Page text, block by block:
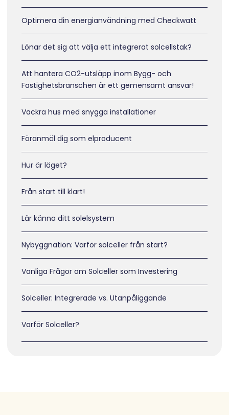
Optimera din energianvändning med Checkwatt
Lönar det sig att välja ett integrerat solcellstak?
Att hantera CO2-utsläpp inom Bygg- och
Fastighetsbranschen är ett gemensamt ansvar!
Vackra hus med snygga installationer
Föranmäl dig som elproducent
Hur är läget?
Från start till klart!
Lär känna ditt solelsystem
Nybyggnation: Varför solceller från start?
Vanliga Frågor om Solceller som Investering
Solceller: Integrerade vs. Utanpåliggande
Varför Solceller?